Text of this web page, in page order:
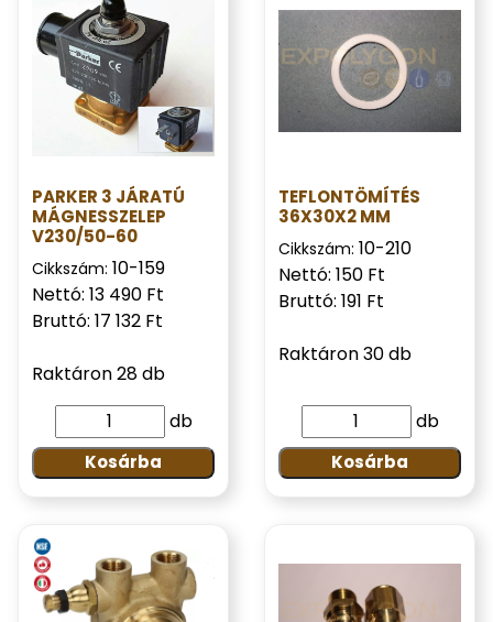
PARKER 3 JÁRATÚ
MÁGNESSZELEP
V230/50-60
Cikkszám: 10-159
Nettó: 13 490 Ft
Bruttó: 17 132 Ft
Raktáron 28 db
db
Kosárba
TEFLONTÖMÍTÉS
36X30X2 MM
Cikkszám: 10-210
Nettó: 150 Ft
Bruttó: 191 Ft
Raktáron 30 db
db
Kosárba